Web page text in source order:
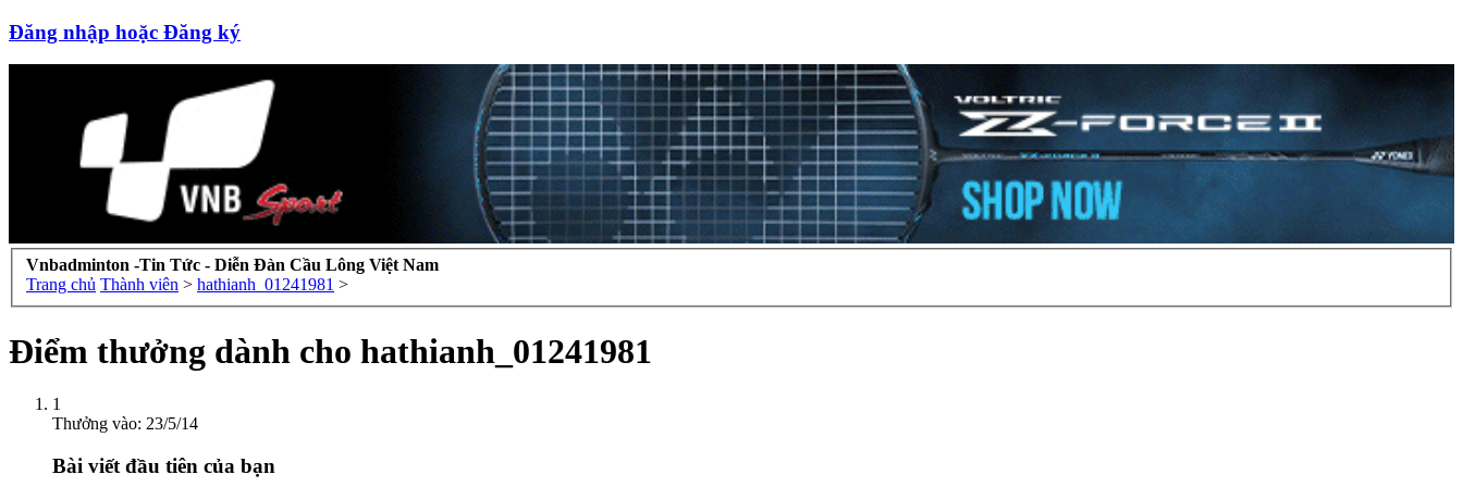
Đăng nhập hoặc Đăng ký
Vnbadminton -Tin Tức - Diễn Đàn Cầu Lông Việt Nam
Trang chủ Thành viên > hathianh_01241981 >
Điểm thưởng dành cho hathianh_01241981
1
Thưởng vào: 23/5/14
Bài viết đầu tiên của bạn